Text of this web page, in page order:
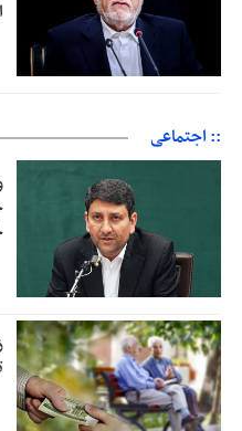
:: اجتماعی